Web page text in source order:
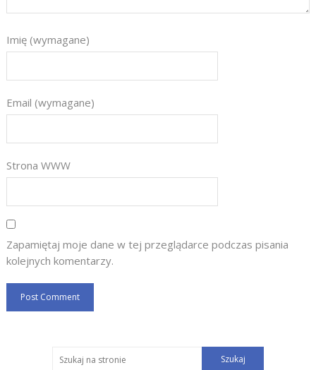
Imię (wymagane)
Email (wymagane)
Strona WWW
Zapamiętaj moje dane w tej przeglądarce podczas pisania
kolejnych komentarzy.